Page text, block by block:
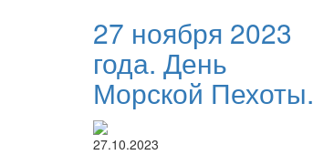
27 ноября 2023
года. День
Морской Пехоты.
27.10.2023